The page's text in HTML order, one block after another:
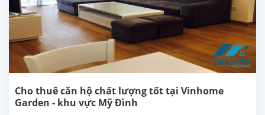
căn
hộ
cấp
tại
Vinhomes
Hàm
Cho thuê căn hộ chất lượng tốt tại Vinhome
Garden - khu vực Mỹ Đình